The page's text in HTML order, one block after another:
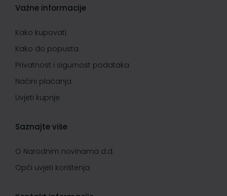
Važne informacije
Kako kupovati
Kako do popusta
Privatnost i sigurnost podataka
Načini plaćanja
Uvjeti kupnje
Saznajte više
O Narodnim novinama d.d.
Opći uvjeti korištenja